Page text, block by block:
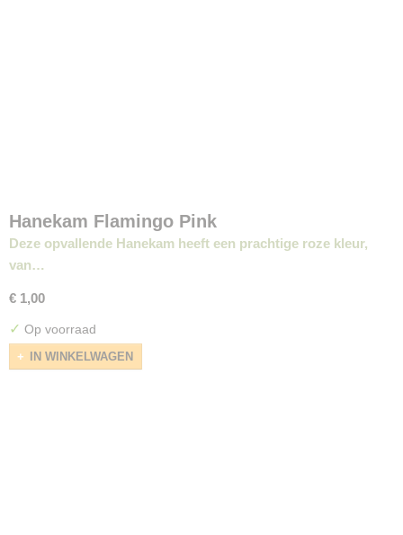
Hanekam Flamingo Pink
Deze opvallende Hanekam heeft een prachtige roze kleur,
van…
€ 1,00
✓ Op voorraad
IN WINKELWAGEN